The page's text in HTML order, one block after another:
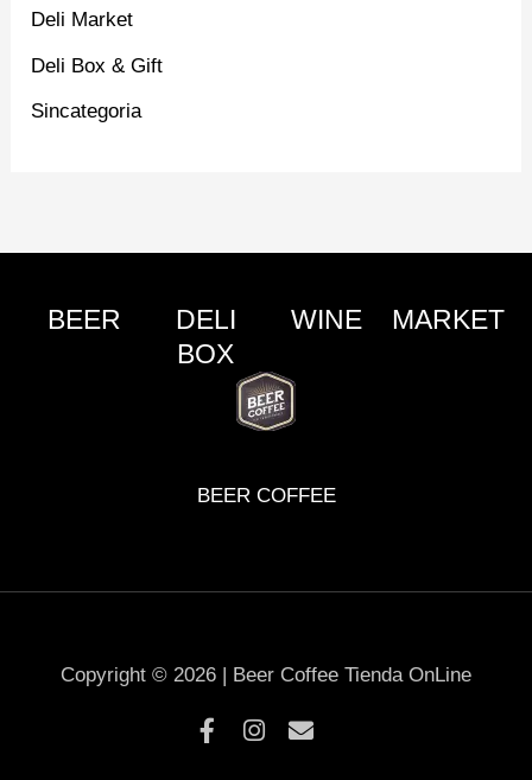
Deli Market
Deli Box & Gift
Sincategoria
BEER
DELI
BOX
WINE MARKET
BEER COFFEE
Copyright © 2026 | Beer Coffee Tienda OnLine